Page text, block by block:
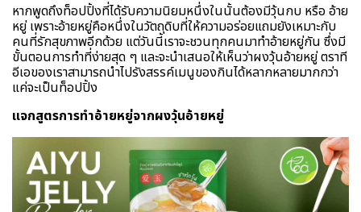
หากพูดถึงท็อปปิ้งที่ได้รับความนิยมหนึ่งในนั้นต้องมีวุ้นกบ หรือ อ้าย
หยู่ เพราะอ้ายหยู่คือหนึ่งในวัตถุดิบที่ให้ความอร่อยแถมยังเหมาะกับ
คนที่รักสุขภาพอีกด้วย แต่วันนี้เราจะชวนทุกคนมาทำอ้ายหยู่กัน ซึ่งมี
ขั้นตอนการทำที่ง่ายสุด ๆ และจะนำเสนอให้เห็นว่าผงวุ้นอ้ายหยู่ ตราที
อีเอของเราสามารถนำไปรังสรรค์เมนูของกินได้หลากหลายมากกว่า
แค่จะเป็นท็อปปิ้ง
แจกสูตรการทำอ้ายหยู่จากผงวุ้นอ้ายหยู่